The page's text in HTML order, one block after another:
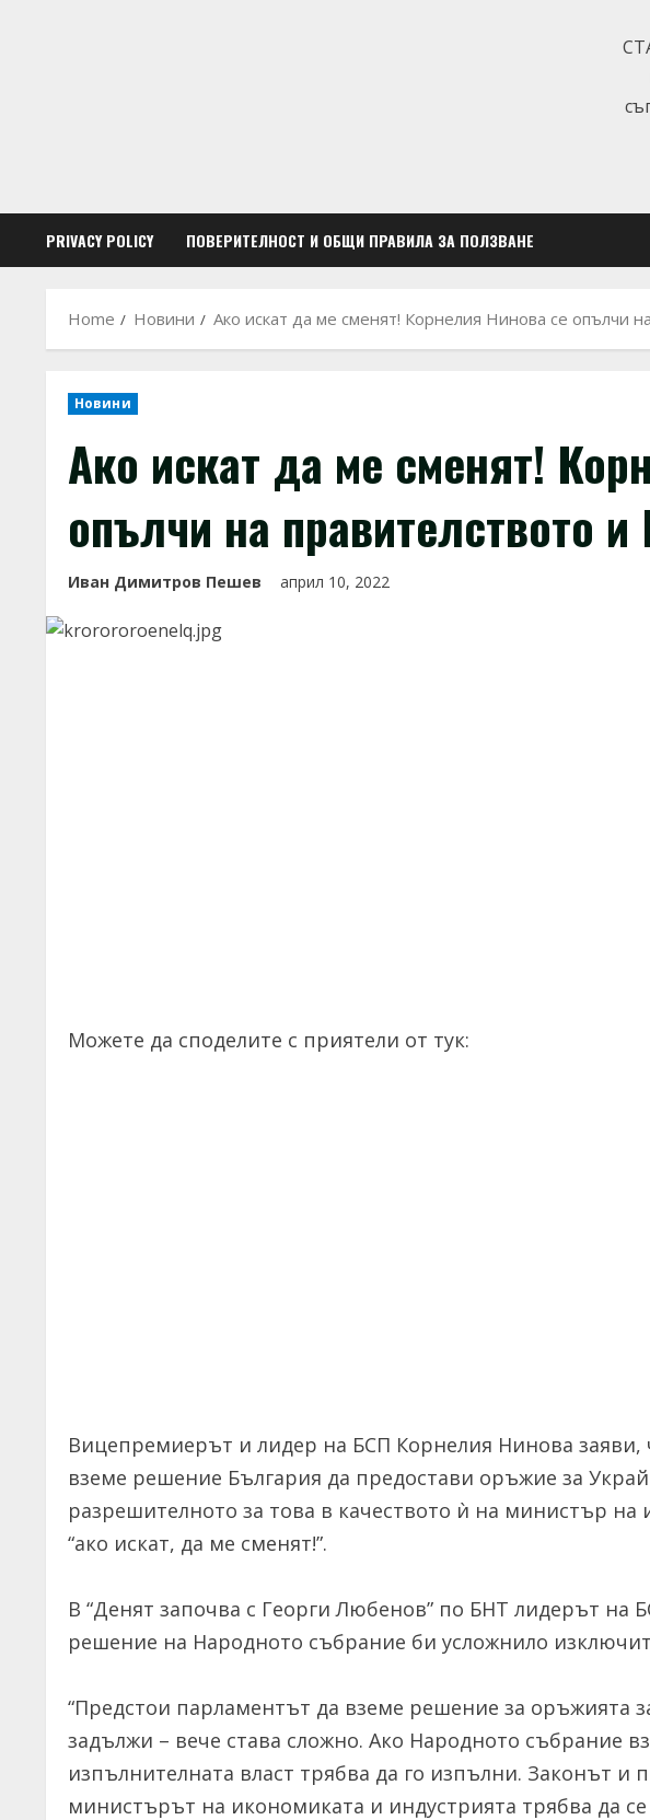
PRIVACY POLICY ПОВЕРИТЕЛНОСТ И ОБЩИ ПРАВИЛА ЗА ПОЛЗВАНЕ
Home Новини Ако искат да ме сменят! Корнелия Нинова се опълчи
Новини
Ако искат да ме сменят!
опълчи на правителството
Иван Димитров Пешев април 10, 2022
Можете да споделите с приятели от тук:
Вицепремиерът и лидер на БСП Корнелия Нинова заяви,
вземе решение България да предостави оръжие за
разрешителното за това в качеството ѝ на министър
“ако искат, да ме сменят!”.
В “Денят започва с Георги Любенов” по БНТ лидерът на
решение на Народното събрание би усложнило
“Предстои парламентът да вземе решение за оръжията
задължи – вече става сложно. Ако Народното събрание
изпълнителната власт трябва да го изпълни. Законът и
министърът на икономиката и индустрията трябва да